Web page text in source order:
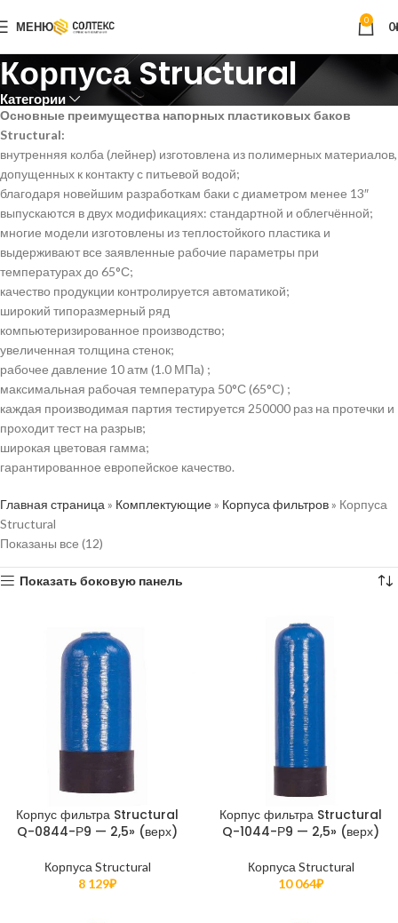
МЕНЮ 0 0
Корпуса Structural
Категории
Основные преимущества напорных пластиковых баков
Structural:
внутренняя колба (лейнер) изготовлена из полимерных материалов,
допущенных к контакту с питьевой водой;
благодаря новейшим разработкам баки с диаметром менее 13″
выпускаются в двух модификациях: стандартной и облегчённой;
многие модели изготовлены из теплостойкого пластика и
выдерживают все заявленные рабочие параметры при
температурах до 65°С;
качество продукции контролируется автоматикой;
широкий типоразмерный ряд
компьютеризированное производство;
увеличенная толщина стенок;
рабочее давление 10 атм (1.0 МПа) ;
максимальная рабочая температура 50°С (65°C) ;
каждая производимая партия тестируется 250000 раз на протечки и
проходит тест на разрыв;
широкая цветовая гамма;
гарантированное европейское качество.
Главная страница » Комплектующие» Корпуса фильтров» Корпуса
Structural
Показаны все (12)
Показать боковую панель
Корпус фильтра Structural
Q-0844-Р9 — 2,5» (верх)
Корпуса Structural
8 129₽
Корпус фильтра Structural
Q-1044-Р9 — 2,5» (верх)
Корпуса Structural
10 064₽